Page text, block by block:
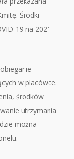
Środki
19 na 2021
w placówce.
środków
utrzymania
można